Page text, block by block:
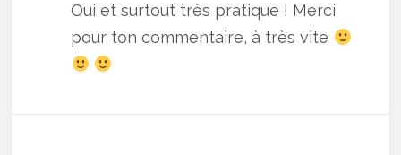
Oui et surtout très pratique ! Merci
pour ton commentaire, à très vite